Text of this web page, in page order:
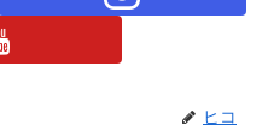
ヒコ